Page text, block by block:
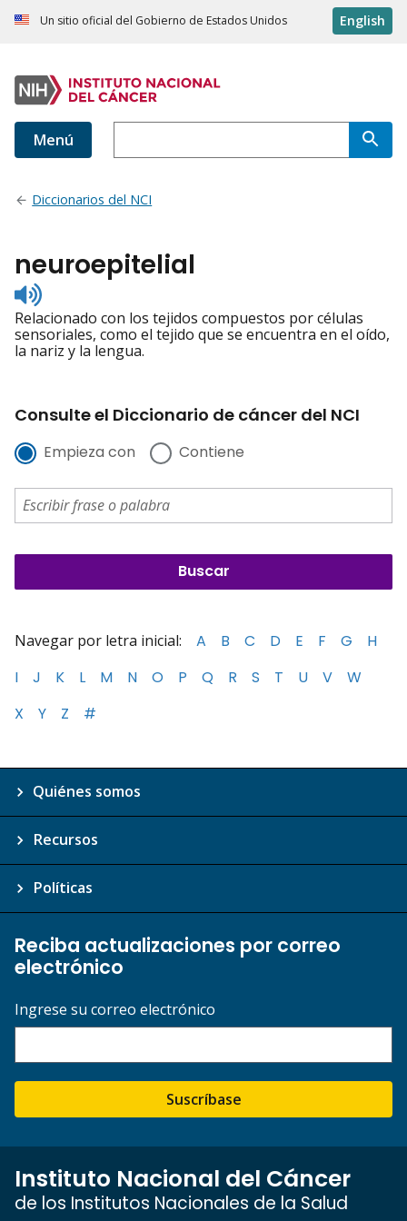
Un sitio oficial del Gobierno de Estados Unidos English
Menú
Diccionarios del NCI
neuroepitelial
Listen
to
pronunciation
Relacionado con los tejidos compuestos por células
sensoriales, como el tejido que se encuentra en el oído,
la nariz y la lengua.
Consulte el Diccionario de cáncer del NCI
Empieza con Contiene
Navegar por letra inicial: A B C D E F G
H
I
J K L M N O P Q R S T U V
W
X
Y Z #
Quiénes somos
Recursos
Políticas
Reciba actualizaciones por correo
electrónico
Ingrese su correo electrónico
Suscríbase
Instituto Nacional del Cáncer
de los Institutos Nacionales de la Salud